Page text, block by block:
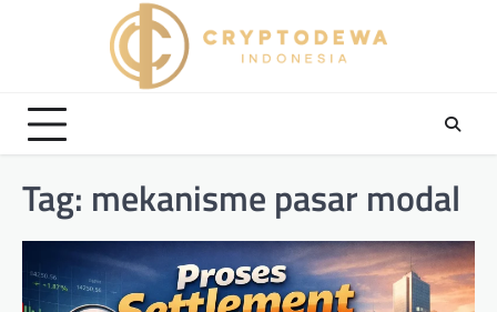
Tag: mekanisme pasar modal